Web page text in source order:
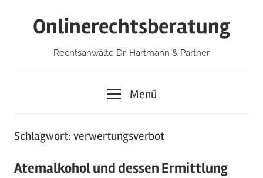
Onlinerechtsberatung
Rechtsanwälte Dr. Hartmann & Partner
Menü
Schlagwort: verwertungsverbot
Atemalkohol und dessen Ermittlung